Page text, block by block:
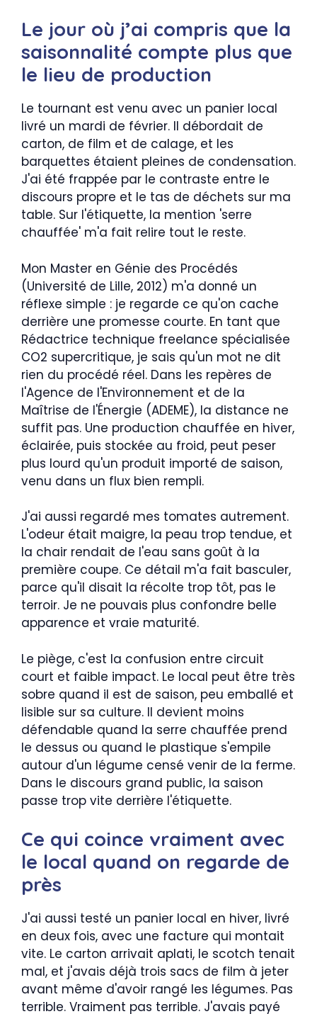
Le jour où j’ai compris que la
saisonnalité compte plus que
le lieu de production
Le tournant est venu avec un panier local
livré un mardi de février. Il débordait de
carton, de film et de calage, et les
barquettes étaient pleines de condensation.
J'ai été frappée par le contraste entre le
discours propre et le tas de déchets sur ma
table. Sur l'étiquette, la mention 'serre
chauffée' m'a fait relire tout le reste.
Mon Master en Génie des Procédés
(Université de Lille, 2012) m'a donné un
réflexe simple : je regarde ce qu'on cache
derrière une promesse courte. En tant que
Rédactrice technique freelance spécialisée
CO2 supercritique, je sais qu'un mot ne dit
rien du procédé réel. Dans les repères de
l'Agence de l'Environnement et de la
Maîtrise de l'Énergie (ADEME), la distance ne
suffit pas. Une production chauffée en hiver,
éclairée, puis stockée au froid, peut peser
plus lourd qu'un produit importé de saison,
venu dans un flux bien rempli.
J'ai aussi regardé mes tomates autrement.
L'odeur était maigre, la peau trop tendue, et
la chair rendait de l'eau sans goût à la
première coupe. Ce détail m'a fait basculer,
parce qu'il disait la récolte trop tôt, pas le
terroir. Je ne pouvais plus confondre belle
apparence et vraie maturité.
Le piège, c'est la confusion entre circuit
court et faible impact. Le local peut être très
sobre quand il est de saison, peu emballé et
lisible sur sa culture. Il devient moins
défendable quand la serre chauffée prend
le dessus ou quand le plastique s'empile
autour d'un légume censé venir de la ferme.
Dans le discours grand public, la saison
passe trop vite derrière l'étiquette.
Ce qui coince vraiment avec
le local quand on regarde de
près
J'ai aussi testé un panier local en hiver, livré
en deux fois, avec une facture qui montait
vite. Le carton arrivait aplati, le scotch tenait
mal, et j'avais déjà trois sacs de film à jeter
avant même d'avoir rangé les légumes. Pas
terrible. Vraiment pas terrible. J'avais payé